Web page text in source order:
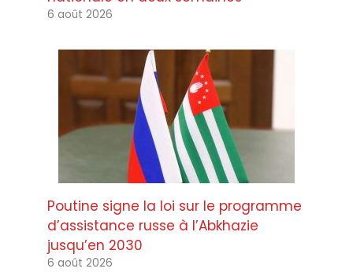
6 août 2026
Poutine signe la loi sur le programme
d’assistance russe à l’Abkhazie
jusqu’en 2030
6 août 2026